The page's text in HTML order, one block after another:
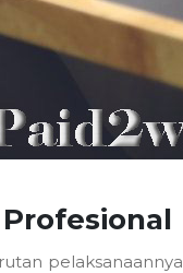
pelaksanaannya